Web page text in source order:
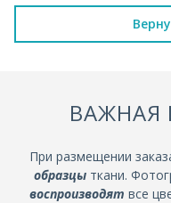
При размещении
образцыткани.
воспроизводят все